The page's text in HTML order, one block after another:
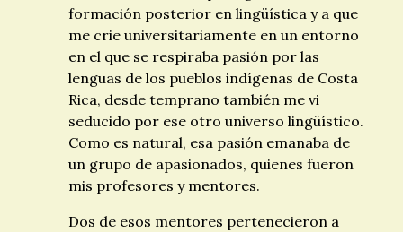
formación posterior en lingüística y a que
me crie universitariamente en un entorno
en el que se respiraba pasión por las
lenguas de los pueblos indígenas de Costa
Rica, desde temprano también me vi
seducido por ese otro universo lingüístico.
Como es natural, esa pasión emanaba de
un grupo de apasionados, quienes fueron
mis profesores y mentores.
Dos de esos mentores pertenecieron a